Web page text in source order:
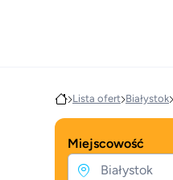
Lista ofert Białystok
Miejscowość